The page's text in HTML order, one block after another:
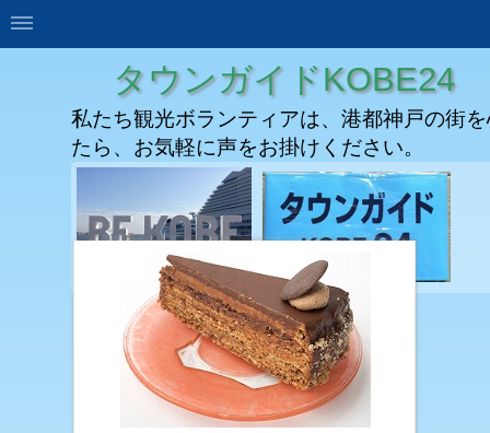
タウンガイドKOBE24
私たち観光ボランティアは、港都神戸の街
たら、お気軽に声をお掛けください。